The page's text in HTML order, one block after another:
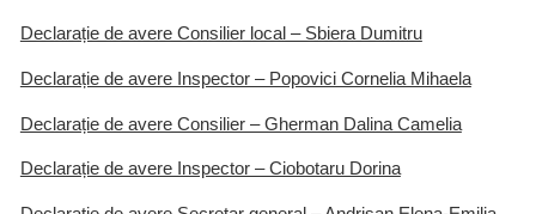
Declarație de avere Consilier local – Sbiera Dumitru
Declarație de avere Inspector – Popovici Cornelia Mihaela
Declarație de avere Consilier – Gherman Dalina Camelia
Declarație de avere Inspector – Ciobotaru Dorina